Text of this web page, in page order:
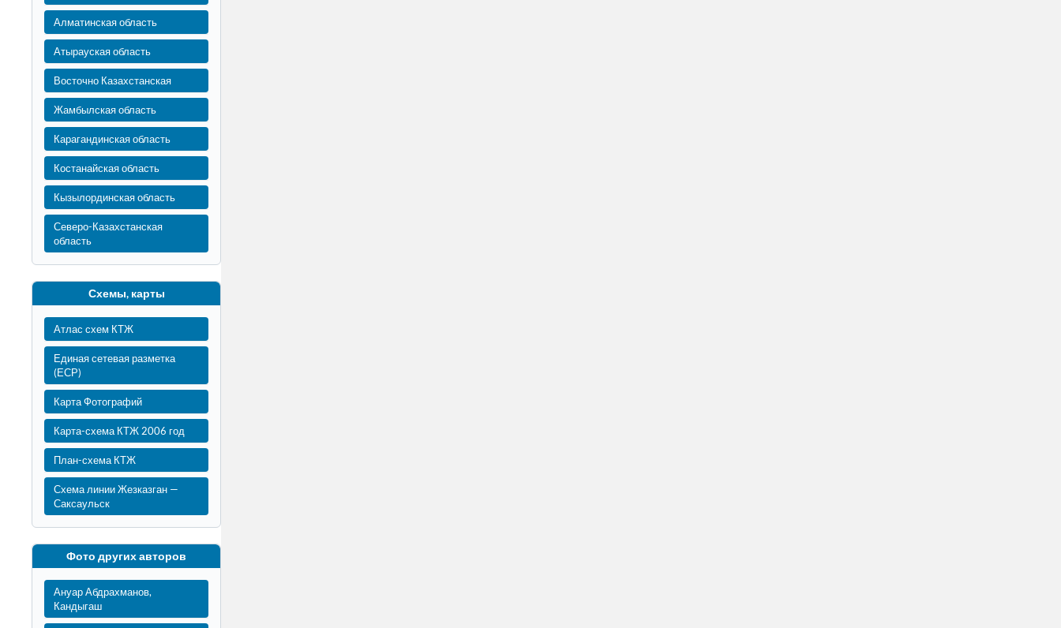
Алматинская область
Атырауская область
Восточно Казахстанская
Жамбылская область
Карагандинская область
Костанайская область
Кызылординская область
Северо-Казахстанская
область
Схемы, карты
Атлас схем КТЖ
Единая сетевая разметка
(ЕСР)
Карта Фотографий
Карта-схема КТЖ 2006 год
План-схема КТЖ
Схема линии Жезказган —
Саксаульск
Фото других авторов
Ануар Абдрахманов,
Кандыгаш